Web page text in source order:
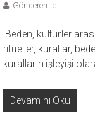
Gönderen: dt
‘Beden, kültürler
ritüeller, kurallar,
kuralların işleyişi
Devamını Oku